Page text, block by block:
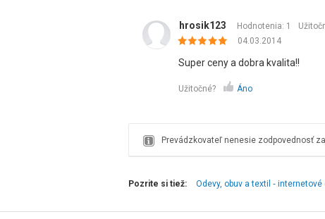
hrosik123 Hodnotenia: 1
04.03.2014
Super ceny a dobra kvalita!!
Užitočné? Áno
Prevádzkovateľ nenesie zodpovednosť
Pozrite si tiež: Odevy, obuv a textil ‑ internetové